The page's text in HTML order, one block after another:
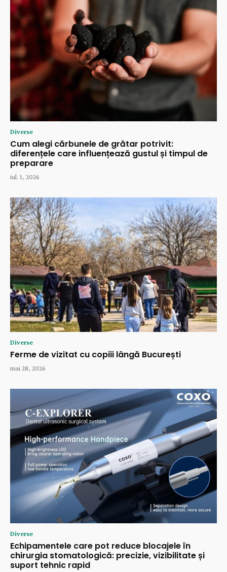
Diverse
Cum alegi cărbunele de grătar potrivit:
diferențele care influențează gustul și timpul de
preparare
iul. 1, 2026
Diverse
Ferme de vizitat cu copiii lângă București
mai 28, 2026
Diverse
Echipamentele care pot reduce blocajele în
chirurgia stomatologică: precizie, vizibilitate și
suport tehnic rapid